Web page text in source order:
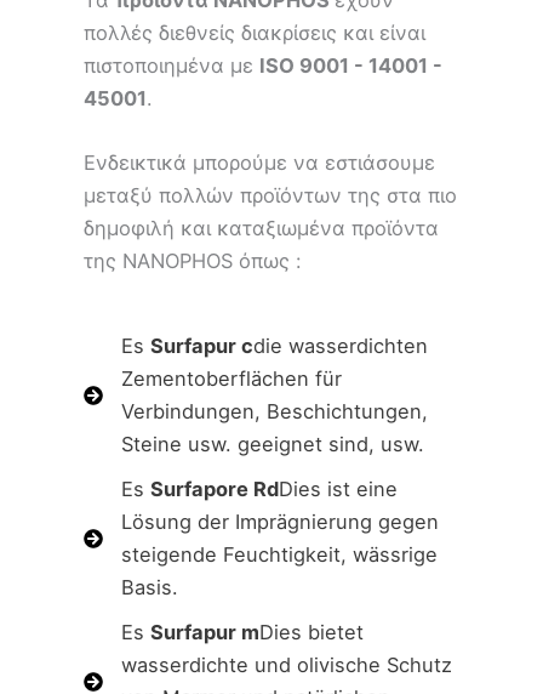
πολλές διεθνείς διακρίσεις και είναι
πιστοποιημένα με ISO 9001 - 14001 -
45001.
Ενδεικτικά μπορούμε να εστιάσουμε
μεταξύ πολλών προϊόντων της στα πιο
δημοφιλή και καταξιωμένα προϊόντα
της NANOPHOS όπως :
EsSurfapur cdie wasserdichten
Zementoberflächen für
Verbindungen, Beschichtungen,
Steine ​​usw. geeignet sind, usw.
EsSurfapore RdDies ist eine
Lösung der Imprägnierung gegen
steigende Feuchtigkeit, wässrige
Basis.
EsSurfapur mDies bietet
wasserdichte und olivische Schutz